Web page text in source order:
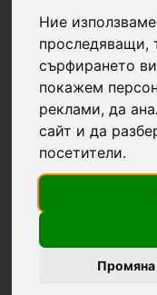
Ние
проследяващи,
сърфирането
покажем
реклами, да
сайт и да
посетители.
Промяна